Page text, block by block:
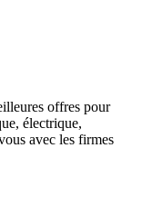
offres pour
électrique,
avec les firmes